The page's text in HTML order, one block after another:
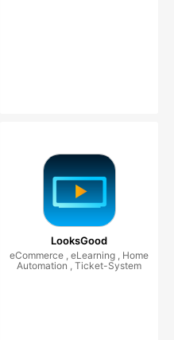
LooksGood
eCommerce , eLearning , Home
Automation , Ticket-System